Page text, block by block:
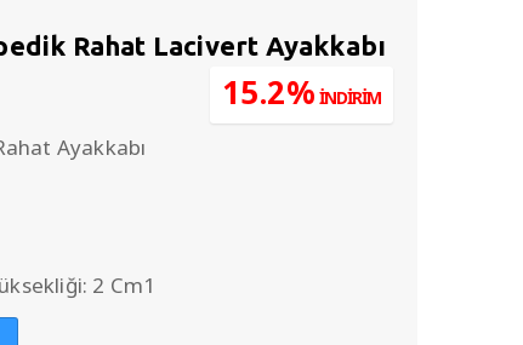
Rahat Lacivert Ayakkabı
15.2% İNDİRİM
Ayakkabı
2 Cm1